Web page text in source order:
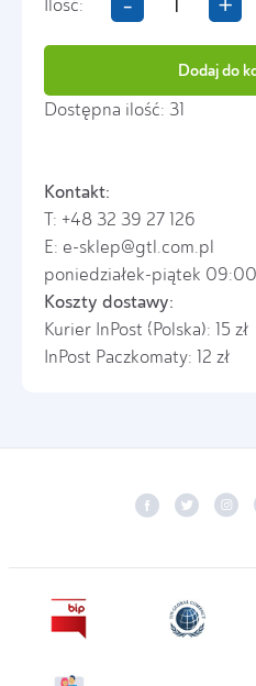
Ilość:
Dodaj do
Dostępna ilość: 31
Kontakt:
T: +48 32 39 27 126
E: e-sklep@gtl.com.pl
poniedziałek-piątek
Koszty dostawy:
Kurier InPost (Polska): 15 zł
InPost Paczkomaty: 12 zł